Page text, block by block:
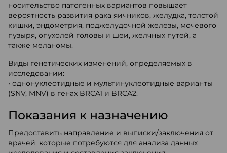
носительство патогенных вариантов повышает
вероятность развития рака яичников, желудка, толстой
кишки, эндометрия, поджелудочной железы, мочевого
пузыря, опухолей головы и шеи, желчных путей, а
также меланомы.
Виды генетических изменений, определяемых в
исследовании:
• однонуклеотидные и мультинуклеотидные варианты
(SNV, MNV) в генах BRCA1 и BRCA2.
Показания к назначению
Предоставить направление и выписки/заключения от
врачей, которые потребуются для анализа данных